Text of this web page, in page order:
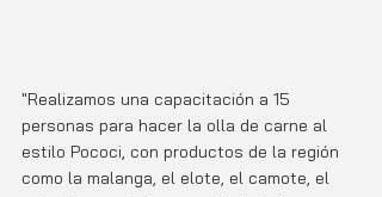
"Realizamos una capacitación a 15
personas para hacer la olla de carne al
estilo Pococi, con productos de la región
como la malanga, el elote, el camote, el